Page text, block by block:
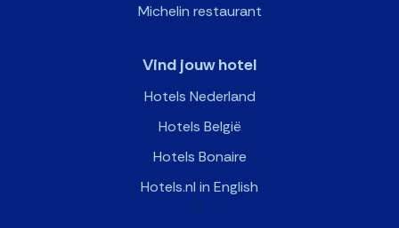
Michelin restaurant
Vind jouw hotel
Hotels Nederland
Hotels België
Hotels Bonaire
Hotels.nl in English
>